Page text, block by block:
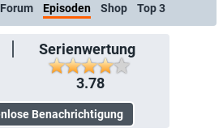
Forum Episoden Shop Top 3
Serienwertung
3.78